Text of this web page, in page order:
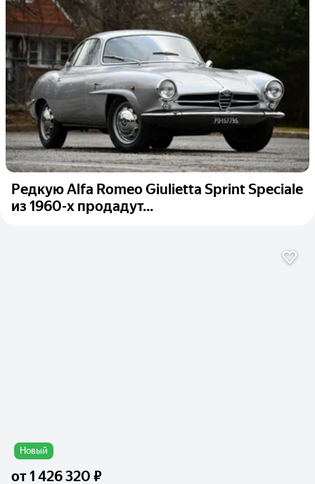
Редкую Alfa Romeo Giulietta Sprint Speciale
из 1960-х продадут...
Новый
от1 426 320 ₽